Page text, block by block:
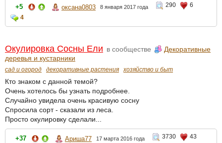
+5 оксана0803 8 января 2017 года 290
6
4
Окулировка Сосны Ели в сообществе
Декоративные
деревья и кустарники
сад и огород декоративные растения хозяйство и быт
Кто знаком с данной темой?
Очень хотелось бы узнать подробнее.
Случайно увидела очень красивую сосну
Спросила сорт - сказали из леса.
Просто окулировку сделали...
+37 Ариша77 17 марта 2016 года 3730
43